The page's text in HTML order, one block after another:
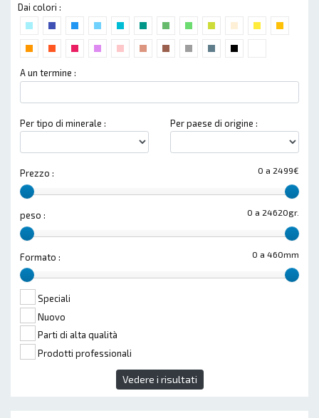
Dai colori :
A un termine :
Per tipo di minerale : Per paese di origine :
0 a 2499€
Prezzo :
0 a 24620gr.
peso :
0 a 460mm
Formato :
Speciali
Nuovo
Parti di alta qualità
Prodotti professionali
Vedere i risultati